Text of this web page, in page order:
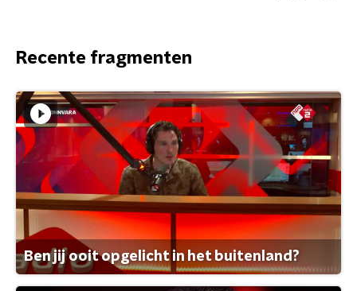
Recente fragmenten
Ben jij ooit opgelicht in het buitenland?